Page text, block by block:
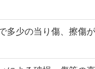
少の当り傷、擦傷